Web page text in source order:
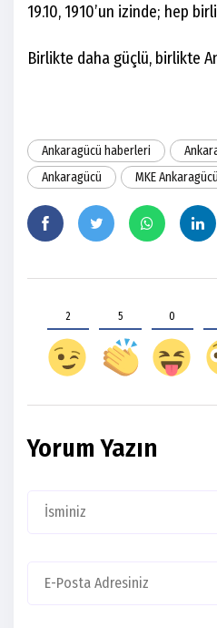
19.10, 1910’un izinde; hep
Birlikte daha güçlü, birlikte
Ankaragücü haberleri
Ankaragücü
MKE Ankaragücü
2 5 0
Yorum Yazın